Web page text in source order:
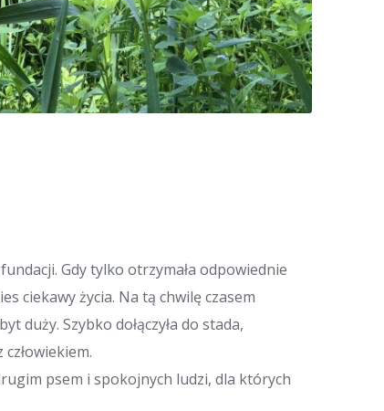
Gdy tylko otrzymała odpowiednie
ciekawy życia. Na tą chwilę czasem
duży. Szybko dołączyła do stada,
psem i spokojnych ludzi, dla których